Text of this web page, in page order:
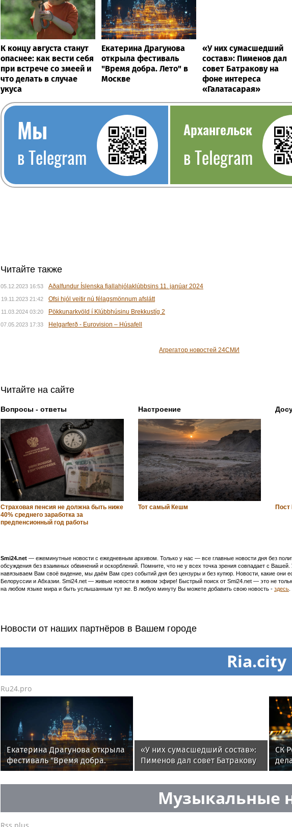
К концу августа станут
опаснее: как вести себя
при встрече со змеей и
что делать в случае
укуса
Екатерина Драгунова
открыла фестиваль
"Время добра. Лето" в
Москве
«У них сумасшедший
состав»: Пименов дал
совет Батракову на
фоне интереса
«Галатасарая»
Мы
в Telegram
Архангельск
в Telegram
Читайте также
05.12.2023 16:53 Aðalfundur Íslenska fjallahjólaklúbbsins 11. janúar 2024
19.11.2023 21:42 Ofsi hjól veitir nú félagsmönnum afslátt
11.03.2024 03:20 Pökkunarkvöld í Klúbbhúsinu Brekkustíg 2
07.05.2023 17:33 Helgarferð - Eurovision – Húsafell
Агрегатор новостей 24СМИ
Читайте на сайте
Вопросы - ответы
Страховая пенсия не должна быть ниже
40% среднего заработка за
предпенсионный год работы
Настроение
Тот самый Кешм
Smi24.net — ежеминутные новости с ежедневным архивом. Только у нас — все главные новости дня без
обсуждения без взаимных обвинений и оскорблений. Помните, что не у всех точка зрения совпадает с
навязываем Вам своё видение, мы даём Вам срез событий дня без цензуры и без купюр. Новости, какие
Белоруссии и Абхазии. Smi24.net — живые новости в живом эфире! Быстрый поиск от Smi24.net — это не
на любом языке мира и быть услышанным тут же. В любую минуту Вы можете добавить свою новость - здесь.
Новости от наших партнёров в Вашем городе
Ria.city
Ru24.pro
Екатерина Драгунова открыла
фестиваль "Время добра.
Лето" в Москве
«У них сумасшедший состав»:
Пименов дал совет Батракову
на фоне интереса
«Галатасарая»
СК
Музыкальные